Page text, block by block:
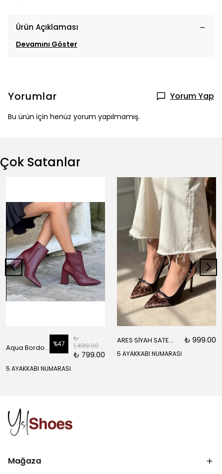
Ürün Açıklaması
Devamını Göster
Yorumlar Yorum Yap
Bu ürün için henüz yorum yapılmamış.
Çok Satanlar
Aqua Bordo Mat Fermuar Detay Sivri Burun Kadın Topuklu Bot %47
₺
1,499.00
₺ 799.00
5 AYAKKABI NUMARASI
ARES SİYAH SATEN ÖNÜ SARI SİYAH DETAYLI BİLEK BAĞLI KADIN TOPUKLU AYAKKABI ₺ 999.00
5 AYAKKABI NUMARASI
Mağaza